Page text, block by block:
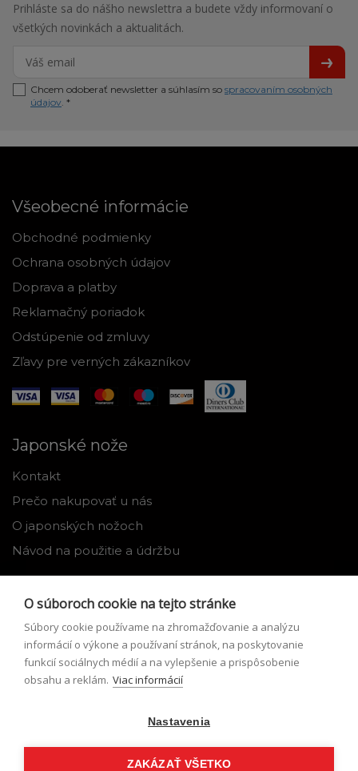
Prihláste sa do nášho newslettra a budete vždy informovaní o
všetkých novinkách a aktualitách.
Chcem odoberať newsletter a súhlasím so spracovaním osobných
údajov. *
Všeobecné informácie
Obchodné podmienky
Ochrana osobných údajov
Doprava a platby
Reklamačný poriadok
Odstúpenie od zmluvy
Zľavy pre verných zákazníkov
Japonské nože
Kontakt
Prečo nakupovať u nás
O japonských nožoch
Návod na použitie a údržbu
Môj profil
Zabudnuté heslo
Formulár pre odstúpenie od zmluvy
O súboroch cookie na tejto stránke
Súbory cookie používame na zhromažďovanie a analýzu
informácií o výkone a používaní stránok, na poskytovanie
funkcií sociálnych médií a na vylepšenie a prispôsobenie
obsahu a reklám. Viac informácií
Nastavenia
ZAKÁZAŤ VŠETKO